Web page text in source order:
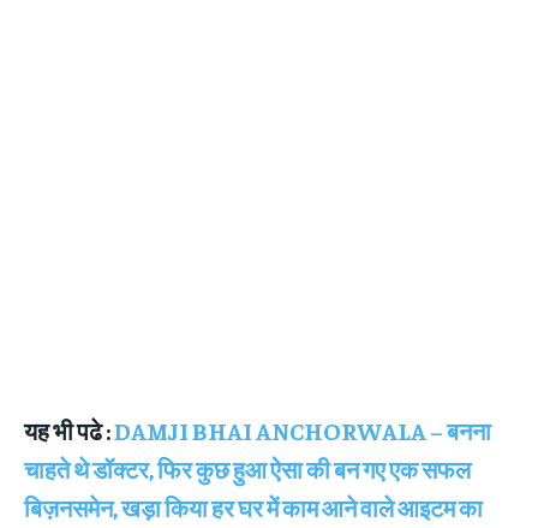
यह भी पढे :DAMJI BHAI ANCHORWALA – बनना
चाहते थे डॉक्टर, फिर कुछ हुआ ऐसा की बन गए एक सफल
बिज़नसमेन, खड़ा किया हर घर में काम आने वाले आइटम का